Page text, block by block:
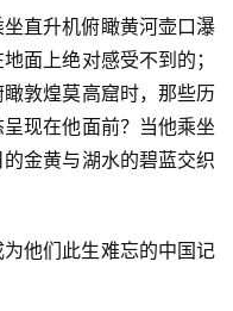
直升机俯瞰黄河壶口瀑
面上绝对感受不到的；
敦煌莫高窟时，那些历
现在他面前？当他乘坐
金黄与湖水的碧蓝交织
他们此生难忘的中国记